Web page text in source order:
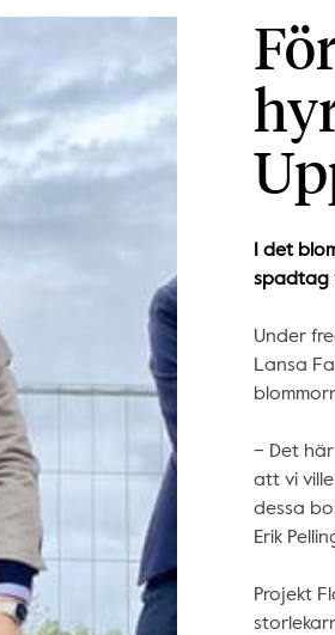
I det
spadtag
Under
Lansa
– Det
att vi
dessa
Erik
Projekt